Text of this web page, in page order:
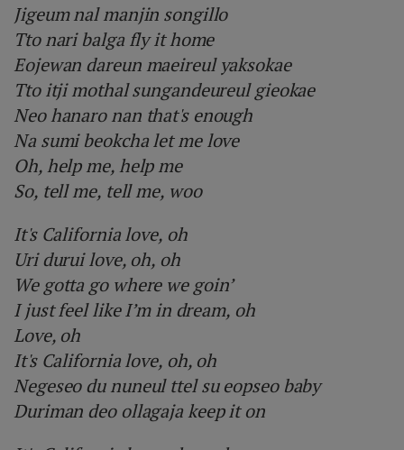
Jigeum nal manjin songillo
Tto nari balga fly it home
Eojewan dareun maeireul yaksokae
Tto itji mothal sungandeureul gieokae
Neo hanaro nan that's enough
Na sumi beokcha let me love
Oh, help me, help me
So, tell me, tell me, woo
It's California love, oh
Uri durui love, oh, oh
We gotta go where we goin’
I just feel like I’m in dream, oh
Love, oh
It's California love, oh, oh
Negeseo du nuneul ttel su eopseo baby
Duriman deo ollagaja keep it on